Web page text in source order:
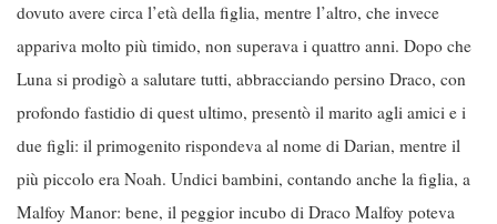
dovuto avere circa l’età della figlia, mentre l’altro, che invece
appariva molto più timido, non superava i quattro anni. Dopo che
Luna si prodigò a salutare tutti, abbracciando persino Draco, con
profondo fastidio di quest ultimo, presentò il marito agli amici e i
due figli: il primogenito rispondeva al nome di Darian, mentre il
più piccolo era Noah. Undici bambini, contando anche la figlia, a
Malfoy Manor: bene, il peggior incubo di Draco Malfoy poteva